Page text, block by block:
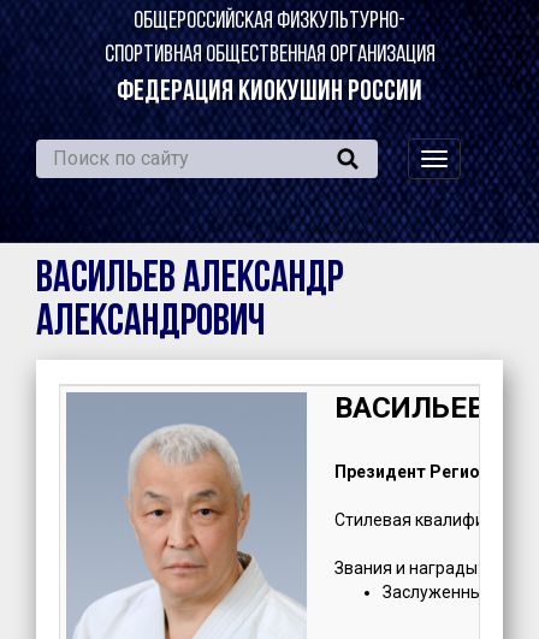
ОБЩЕРОССИЙСКАЯ ФИЗКУЛЬТУРНО-
СПОРТИВНАЯ ОБЩЕСТВЕННАЯ ОРГАНИЗАЦИЯ
ФЕДЕРАЦИЯ КИОКУШИН РОССИИ
навигация
по
сайту
ВАСИЛЬЕВ Александр
Александрович
ВАСИЛЬЕВ
Президент
Стилевая
Звания и награды:
Заслуженный